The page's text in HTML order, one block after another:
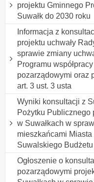
projektu Gminnego
Suwałk do 2030 roku
Informacja z
projektu uchwały
sprawie zmiany
Programu
pozarządowymi oraz
art. 3 ust. 3 usta
Wyniki konsultacji z
Pożytku Publicznego
w Suwałkach w
mieszkańcami Miasta
Suwalskiego
Ogłoszenie o
pozarządowymi